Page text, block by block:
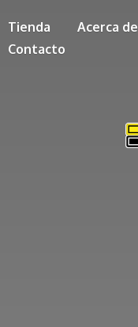
Tienda Acerca de
Contacto